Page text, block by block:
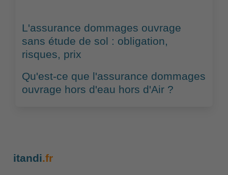
L'assurance dommages ouvrage
sans étude de sol : obligation,
risques, prix
Qu'est-ce que l'assurance dommages
ouvrage hors d'eau hors d'Air ?
itandi.fr